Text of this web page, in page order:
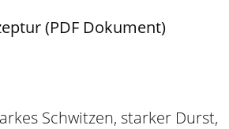
(PDF Dokument)
Schwitzen, starker Durst,